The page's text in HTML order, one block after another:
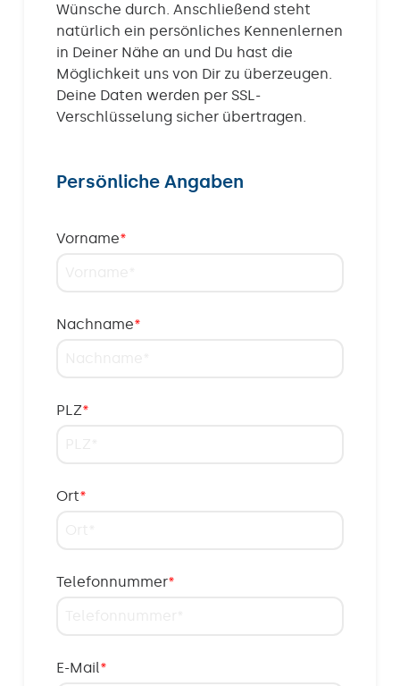
Wünsche durch. Anschließend steht
natürlich ein persönliches Kennenlernen
in Deiner Nähe an und Du hast die
Möglichkeit uns von Dir zu überzeugen.
Deine Daten werden per SSL-
Verschlüsselung sicher übertragen.
Persönliche Angaben
Vorname*
Nachname*
PLZ*
Ort*
Telefonnummer*
E-Mail*